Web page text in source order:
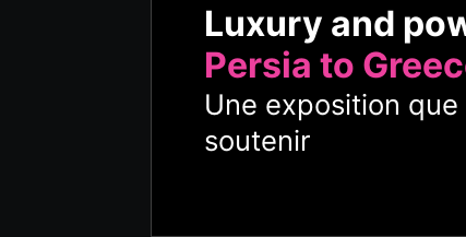
Luxury and
Persia to
Une exposition
soutenir